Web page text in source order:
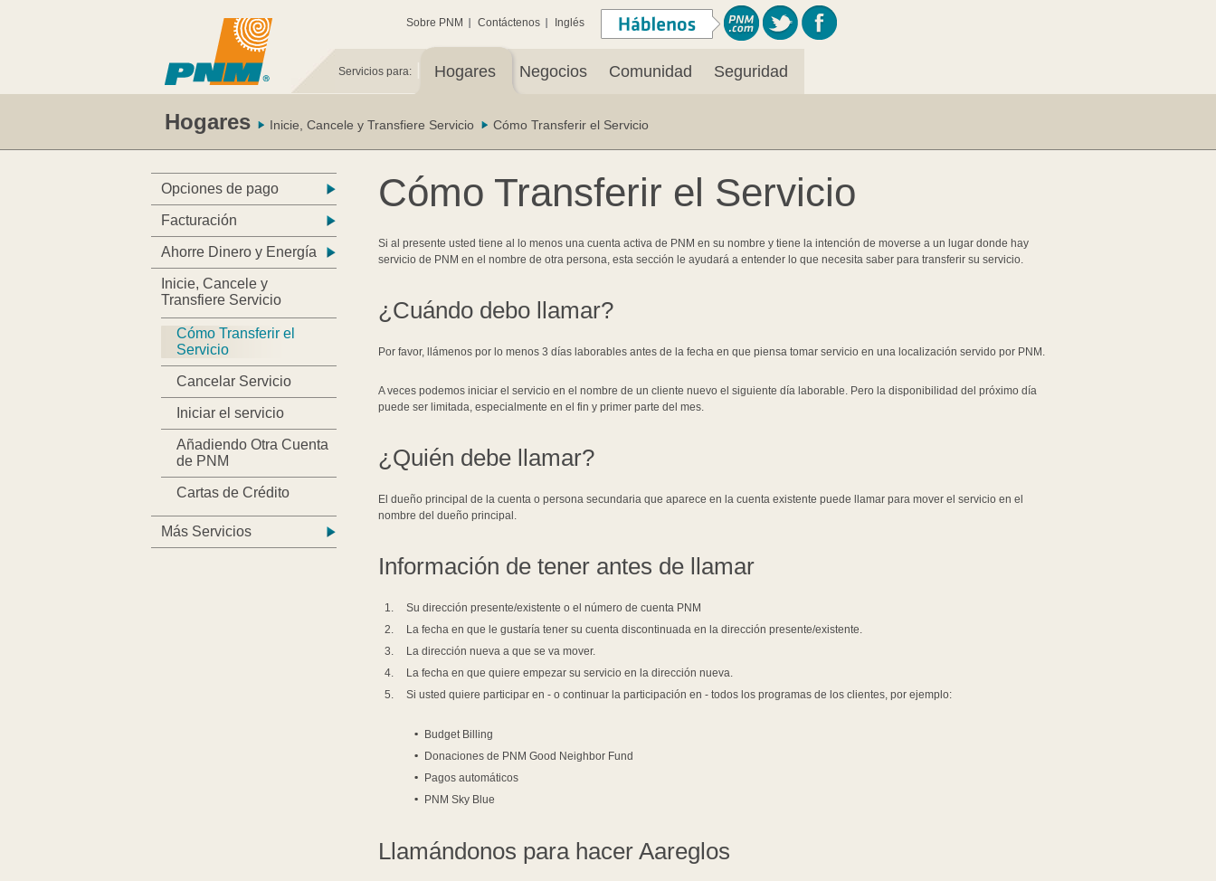
Sobre PNM Contáctenos Inglés
Servicios para: Hogares Negocios Comunidad Seguridad
Hogares Inicie, Cancele y Transfiere Servicio Cómo Transferir el Servicio
Opciones de pago
Facturación
Ahorre Dinero y Energía
Inicie, Cancele y
Transfiere Servicio
Cómo Transferir el
Servicio
Cancelar Servicio
Iniciar el servicio
Añadiendo Otra Cuenta
de PNM
Cartas de Crédito
Más Servicios
Cómo Transferir el Servicio
Si al presente usted tiene al lo menos una cuenta activa de PNM en su nombre y tiene la intención de moverse a un lugar donde hay
servicio de PNM en el nombre de otra persona, esta sección le ayudará a entender lo que necesita saber para transferir su servicio.
¿Cuándo debo llamar?
Por favor, llámenos por lo menos 3 días laborables antes de la fecha en que piensa tomar servicio en una localización servido por PNM.
A veces podemos iniciar el servicio en el nombre de un cliente nuevo el siguiente día laborable. Pero la disponibilidad del próximo día
puede ser limitada, especialmente en el fin y primer parte del mes.
¿Quién debe llamar?
El dueño principal de la cuenta o persona secundaria que aparece en la cuenta existente puede llamar para mover el servicio en el
nombre del dueño principal.
Información de tener antes de llamar
Su dirección presente/existente o el número de cuenta PNM
La fecha en que le gustaría tener su cuenta discontinuada en la dirección presente/existente.
La dirección nueva a que se va mover.
La fecha en que quiere empezar su servicio en la dirección nueva.
Si usted quiere participar en - o continuar la participación en - todos los programas de los clientes, por ejemplo:
Budget Billing
Donaciones de PNM Good Neighbor Fund
Pagos automáticos
PNM Sky Blue
Llamándonos para hacer Aareglos